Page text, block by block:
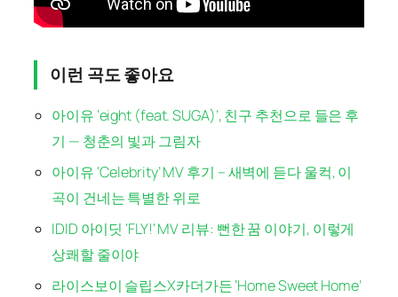
이런 곡도 좋아요
아이유 ‘eight (feat. SUGA)’, 친구 추천으로 들은 후
기 — 청춘의 빛과 그림자
아이유 ‘Celebrity’ MV 후기 – 새벽에 듣다 울컥, 이
곡이 건네는 특별한 위로
IDID 아이딧 ‘FLY!’ MV 리뷰: 뻔한 꿈 이야기, 이렇게
상쾌할 줄이야
라이스보이 슬립스X카더가든 ‘Home Sweet Home’